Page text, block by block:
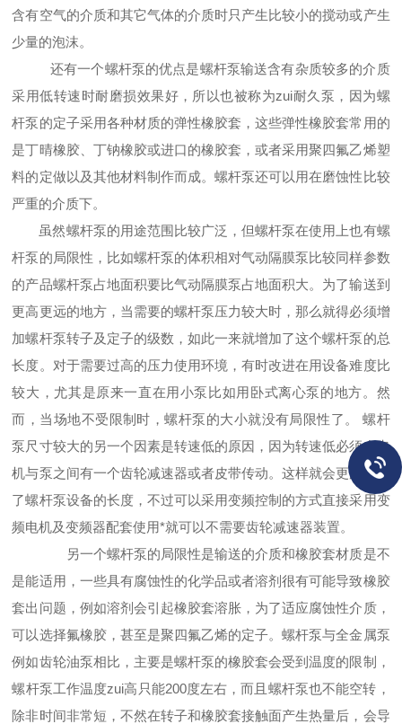
含有空气的介质和其它气体的介质时只产生比较小的搅动或产生
少量的泡沫。
还有一个螺杆泵的优点是螺杆泵输送含有杂质较多的介质
采用低转速时耐磨损效果好，所以也被称为zui耐久泵，因为螺
杆泵的定子采用各种材质的弹性橡胶套，这些弹性橡胶套常用的
是丁晴橡胶、丁钠橡胶或进口的橡胶套，或者采用聚四氟乙烯塑
料的定做以及其他材料制作而成。螺杆泵还可以用在磨蚀性比较
严重的介质下。
虽然螺杆泵的用途范围比较广泛，但螺杆泵在使用上也有螺
杆泵的局限性，比如螺杆泵的体积相对气动隔膜泵比较同样参数
的产品螺杆泵占地面积要比气动隔膜泵占地面积大。为了输送到
更高更远的地方，当需要的螺杆泵压力较大时，那么就得必须增
加螺杆泵转子及定子的级数，如此一来就增加了这个螺杆泵的总
长度。对于需要过高的压力使用环境，有时改进在用设备难度比
较大，尤其是原来一直在用小泵比如用 卧式离心泵的地方。然
而，当场地不受限制时，螺杆泵的大小就没有局限性了。
螺杆
泵尺寸较大的另一个因素是转速低的原因，因为转速低必须在电
机与泵之间有一个齿轮减速器或者皮带传动。这样就会更加增加
了螺杆泵设备的长度，不过可以采用变频控制的方式直接采用变
频电机及变频器配套使用*就可以不需要齿轮减速器装置。
另一个螺杆泵的局限性是输送的介质和橡胶套材质是不
是能适用，一些具有腐蚀性的化学品或者溶剂很有可能导致橡胶
套出问题，例如溶剂会引起橡胶套溶胀，为了适应腐蚀性介质，
可以选择氟橡胶，甚至是聚四氟乙烯的定子。螺杆泵与全金属泵
例如齿轮油泵相比，主要是螺杆泵的橡胶套会受到温度的限制，
螺杆泵工作温度zui高只能200度左右，而且螺杆泵也不能空转，
除非时间非常短，不然在转子和橡胶套接触面产生热量后，会导